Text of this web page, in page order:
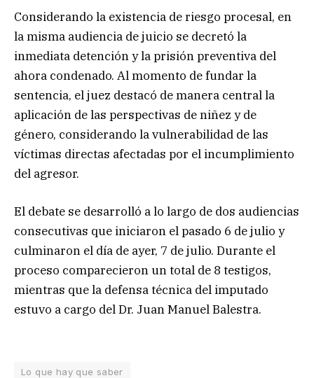
Considerando la existencia de riesgo procesal, en
la misma audiencia de juicio se decretó la
inmediata detención y la prisión preventiva del
ahora condenado. Al momento de fundar la
sentencia, el juez destacó de manera central la
aplicación de las perspectivas de niñez y de
género, considerando la vulnerabilidad de las
víctimas directas afectadas por el incumplimiento
del agresor.
El debate se desarrolló a lo largo de dos audiencias
consecutivas que iniciaron el pasado 6 de julio y
culminaron el día de ayer, 7 de julio. Durante el
proceso comparecieron un total de 8 testigos,
mientras que la defensa técnica del imputado
estuvo a cargo del Dr. Juan Manuel Balestra.
Lo que hay que saber